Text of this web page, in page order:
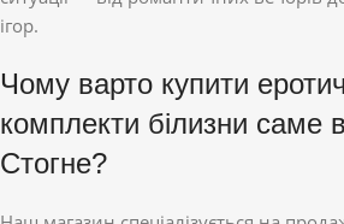
ігор.
Чому варто купити
комплекти білизни саме
Стогне?